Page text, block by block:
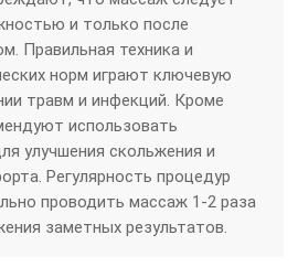
и только после
Правильная техника и
норм играют ключевую
травм и инфекций. Кроме
использовать
улучшения скольжения и
Регулярность процедур
проводить массаж 1-2 раза
заметных результатов.